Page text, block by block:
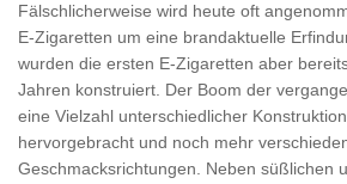
Fälschlicherweise wird heute oft
E-Zigaretten um eine brandaktuelle
wurden die ersten E-Zigaretten aber
Jahren konstruiert. Der Boom der
eine Vielzahl unterschiedlicher
hervorgebracht und noch mehr
Geschmacksrichtungen. Neben süßlichen